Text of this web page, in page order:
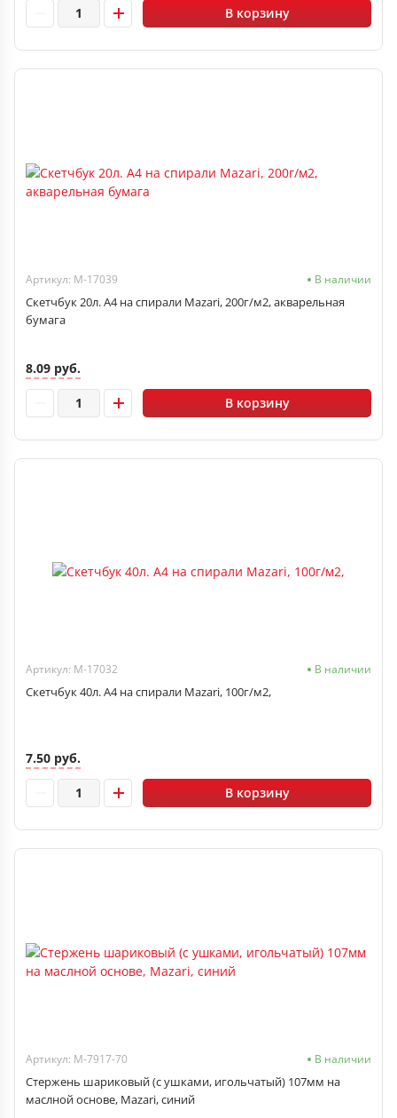
В корзину
Артикул: M-17039 В наличии
Скетчбук 20л. А4 на спирали Mazari, 200г/м2, акварельная
бумага
8.09 руб.
В корзину
Артикул: M-17032 В наличии
Скетчбук 40л. А4 на спирали Mazari, 100г/м2,
7.50 руб.
В корзину
Артикул: M-7917-70 В наличии
Стержень шариковый (с ушками, игольчатый) 107мм на
маслной основе, Mazari, синий